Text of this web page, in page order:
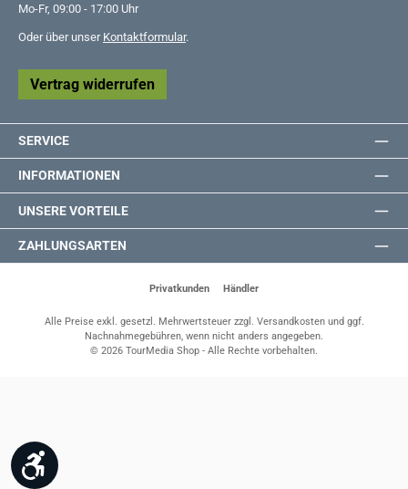
Mo-Fr, 09:00 - 17:00 Uhr
Oder über unser Kontaktformular.
Vertrag widerrufen
SERVICE
INFORMATIONEN
UNSERE VORTEILE
ZAHLUNGSARTEN
Privatkunden Händler
Alle Preise exkl. gesetzl. Mehrwertsteuer zzgl. Versandkostenund ggf.
Nachnahmegebühren, wenn nicht anders angegeben.
© 2026 TourMedia Shop - Alle Rechte vorbehalten.
Werkzeugleiste anzeigen